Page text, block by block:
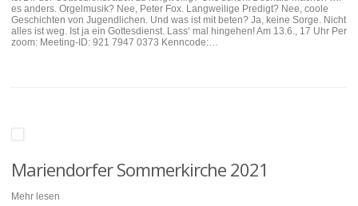
es anders. Orgelmusik? Nee, Peter Fox. Langweilige Predigt? Nee, coole
Geschichten von Jugendlichen. Und was ist mit beten? Ja, keine Sorge. Nicht
alles ist weg. Ist ja ein Gottesdienst. Lass‘ mal hingehen! Am 13.6., 17 Uhr Per
zoom: Meeting-ID: 921 7947 0373 Kenncode:…
Mariendorfer Sommerkirche 2021
Mehr lesen